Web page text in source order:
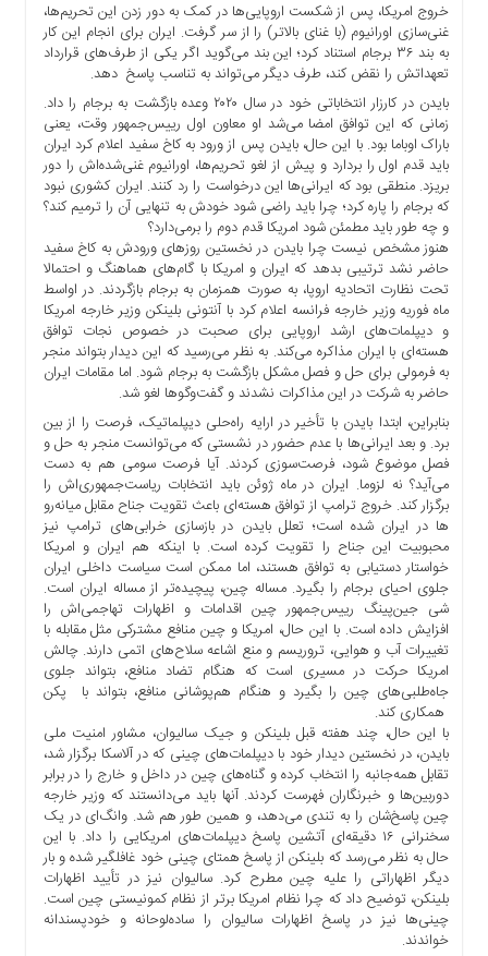
اخبار
سایت
ارتباط
برگه
نمونه
تعرفه
درباره
چند
رسانه
ارتباط
برگه
نمونه
تعرفه
درباره
خروج امریکا، پس از شکست اروپایی‌ها در کمک به دور زدن این تحریم‌ها،
غنی‌سازی اورانیوم (با غنای بالاتر) را از سر گرفت. ایران برای انجام این کار
به بند ۳۶ برجام استناد کرد؛ این بند می‌گوید اگر یکی از طرف‌های قرارداد
تعهداتش را نقض کند، طرف دیگر می‌تواند به تناسب پاسخ دهد.
بایدن در کارزار انتخاباتی خود در سال ۲۰۲۰ وعده بازگشت به برجام را داد.
زمانی که این توافق امضا می‌شد او معاون اول رییس‌جمهور وقت، یعنی
باراک اوباما بود. با این حال، بایدن پس از ورود به کاخ سفید اعلام کرد ایران
باید قدم اول را بردارد و پیش از لغو تحریم‌ها، اورانیوم غنی‌شده‌اش را دور
بریزد. منطقی بود که ایرانی‌ها این درخواست را رد کنند. ایران کشوری نبود
که برجام را پاره کرد؛ چرا باید راضی شود خودش به تنهایی آن را ترمیم کند؟
و چه طور باید مطمئن شود امریکا قدم دوم را برمی‌دارد؟
هنوز مشخص نیست چرا بایدن در نخستین روزهای ورودش به کاخ سفید
حاضر نشد ترتیبی بدهد که ایران و امریکا با گام‌های هماهنگ و احتمالا
تحت نظارت اتحادیه اروپا، به صورت همزمان به برجام بازگردند. در اواسط
ماه فوریه وزیر خارجه فرانسه اعلام کرد با آنتونی بلینکن وزیر خارجه امریکا
و دیپلمات‌های ارشد اروپایی برای صحبت در خصوص نجات توافق
هسته‌ای با ایران مذاکره می‌کند. به نظر می‌رسید که این دیدار بتواند منجر
به فرمولی برای حل و فصل مشکل بازگشت به برجام شود. اما مقامات ایران
حاضر به شرکت در این مذاکرات نشدند و گفت‌وگوها لغو شد.
بنابراین، ابتدا بایدن با تأخیر در ارایه راه‌حلی دیپلماتیک، فرصت را از بین
برد. و بعد ایرانی‌ها با عدم حضور در نشستی که می‌توانست منجر به حل و
فصل موضوع شود، فرصت‌سوزی کردند. آیا فرصت سومی هم به دست
می‌آید؟ نه لزوما. ایران در ماه ژوئن باید انتخابات ریاست‌جمهوری‌اش را
برگزار کند. خروج ترامپ از توافق هسته‌ای باعث تقویت جناح مقابل میانه‌رو
ها در ایران شده است؛ تعلل بایدن در بازسازی خرابی‌های ترامپ نیز
محبوبیت این جناح را تقویت کرده است. با اینکه هم ایران و امریکا
خواستار دستیابی به توافق هستند، اما ممکن است سیاست داخلی ایران
جلوی احیای برجام را بگیرد. مساله چین، پیچیده‌تر از مساله ایران است.
شی جین‌پینگ رییس‌جمهور چین اقدامات و اظهارات تهاجمی‌اش را
افزایش داده است. با این حال، امریکا و چین منافع مشترکی مثل مقابله با
تغییرات آب و هوایی، تروریسم و منع اشاعه سلاح‌های اتمی دارند. چالش
امریکا حرکت در مسیری است که هنگام تضاد منافع، بتواند جلوی
جاه‌طلبی‌های چین را بگیرد و هنگام هم‌پوشانی منافع، بتواند با پکن
همکاری کند.
با این حال، چند هفته قبل بلینکن و جیک سالیوان، مشاور امنیت ملی
بایدن، در نخستین دیدار خود با دیپلمات‌های چینی که در آلاسکا برگزار شد،
تقابل همه‌جانبه را انتخاب کرده و گناه‌های چین در داخل و خارج را در برابر
دوربین‌ها و خبرنگاران فهرست کردند. آنها باید می‌دانستند که وزیر خارجه
چین پاسخ‌شان را به تندی می‌دهد، و همین طور هم شد. وانگ‌ای در یک
سخنرانی ۱۶ دقیقه‌ای آتشین پاسخ دیپلمات‌های امریکایی را داد. با این
حال به نظر می‌رسد که بلینکن از پاسخ همتای چینی خود غافلگیر شده و بار
دیگر اظهاراتی را علیه چین مطرح کرد. سالیوان نیز در تأیید اظهارات
بلینکن، توضیح داد که چرا نظام امریکا برتر از نظام کمونیستی چین است.
چینی‌ها نیز در پاسخ اظهارات سالیوان را ساده‌لوحانه و خودپسندانه
خواندند.